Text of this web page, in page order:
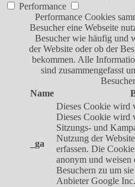
Performance
Performance Cookies
Besucher eine Webseite
Besucher wie häufig und
der Website oder ob der
bekommen. Alle
sind zusammengefasst
Name
_ga
Dieses Cookie wird
Dieses Cookie wird
Sitzungs- und
Nutzung der
erfassen. Die
anonym und weisen
Besuchern zu um
Anbieter Google Inc.